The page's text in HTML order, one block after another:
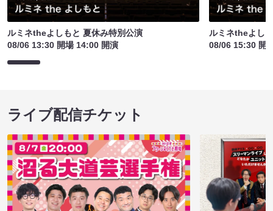
ルミネtheよしもと 夏休み特別公演
08/06 13:30 開場 14:00 開演
ルミネtheよし
08/06 15:30 開
ライブ配信チケット